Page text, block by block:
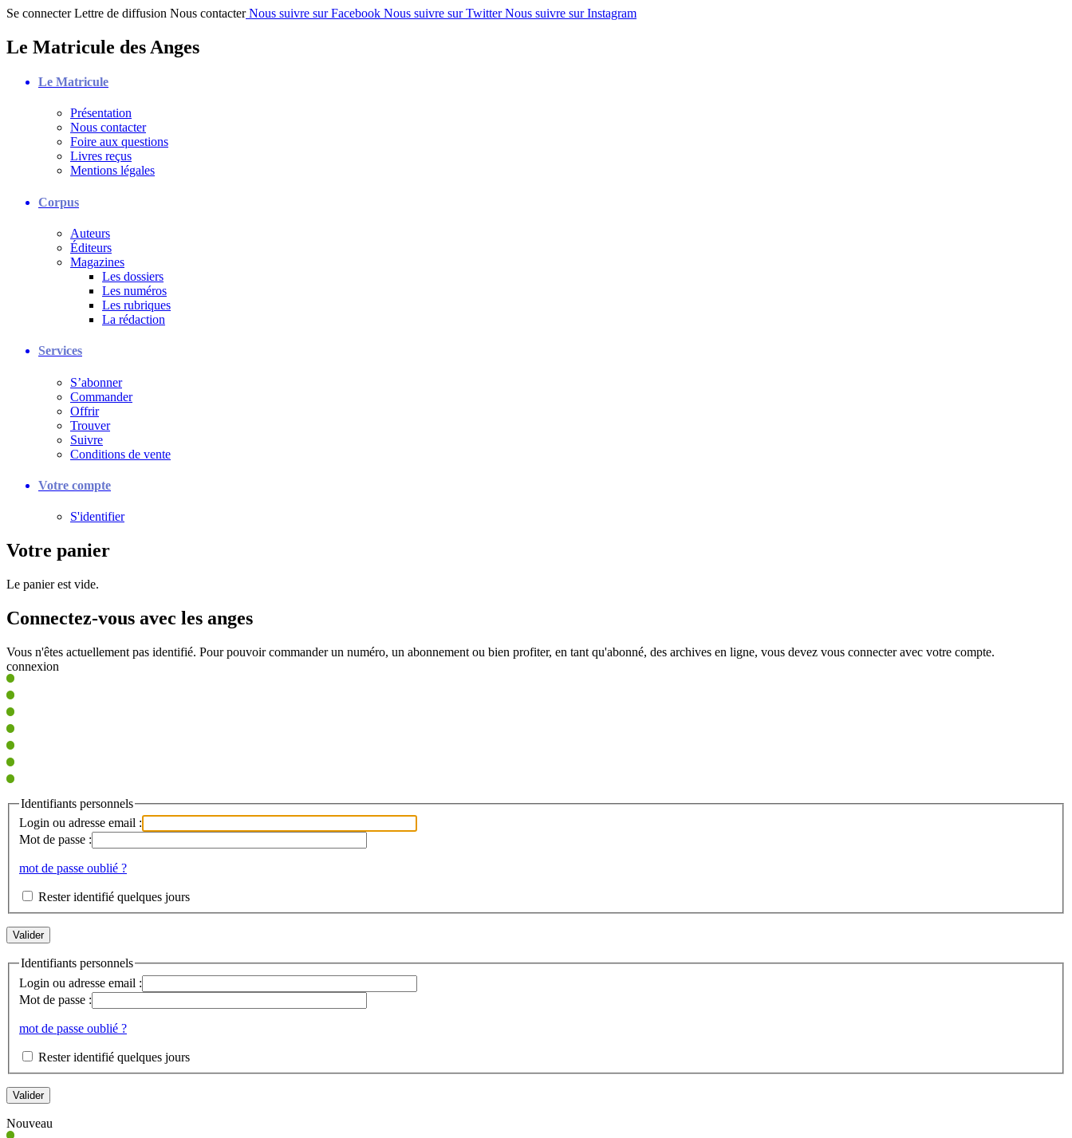
Se connecter Lettre de diffusion Nous contacter Nous suivre sur Facebook Nous suivre sur Twitter Nous suivre sur Instagram
Le Matricule des Anges
Le Matricule
Présentation
Nous contacter
Foire aux questions
Livres reçus
Mentions légales
Corpus
Auteurs
Éditeurs
Magazines
Les dossiers
Les numéros
Les rubriques
La rédaction
Services
S’abonner
Commander
Offrir
Trouver
Suivre
Conditions de vente
Votre compte
S'identifier
Votre panier
Le panier est vide.
Connectez-vous avec les anges
Vous n'êtes actuellement pas identifié. Pour pouvoir commander un numéro, un abonnement ou bien profiter, en tant qu'abonné, des archives en ligne, vous devez vous connecter avec votre compte.
connexion
Identifiants personnels
Login ou adresse email :
Mot de passe :
mot de passe oublié ?
Rester identifié quelques jours
Identifiants personnels
Login ou adresse email :
Mot de passe :
mot de passe oublié ?
Rester identifié quelques jours
Nouveau